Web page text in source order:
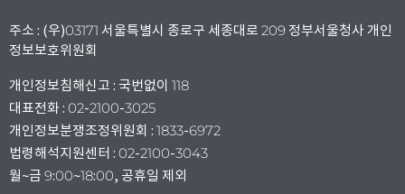
주소 : (우)03171 서울특별시 종로구 세종대로 209 정부서울청사 개인
정보보호위원회
개인정보침해신고 : 국번없이 118
대표전화 : 02-2100-3025
개인정보분쟁조정위원회 : 1833-6972
법령해석지원센터 : 02-2100-3043
월~금 9:00~18:00, 공휴일 제외